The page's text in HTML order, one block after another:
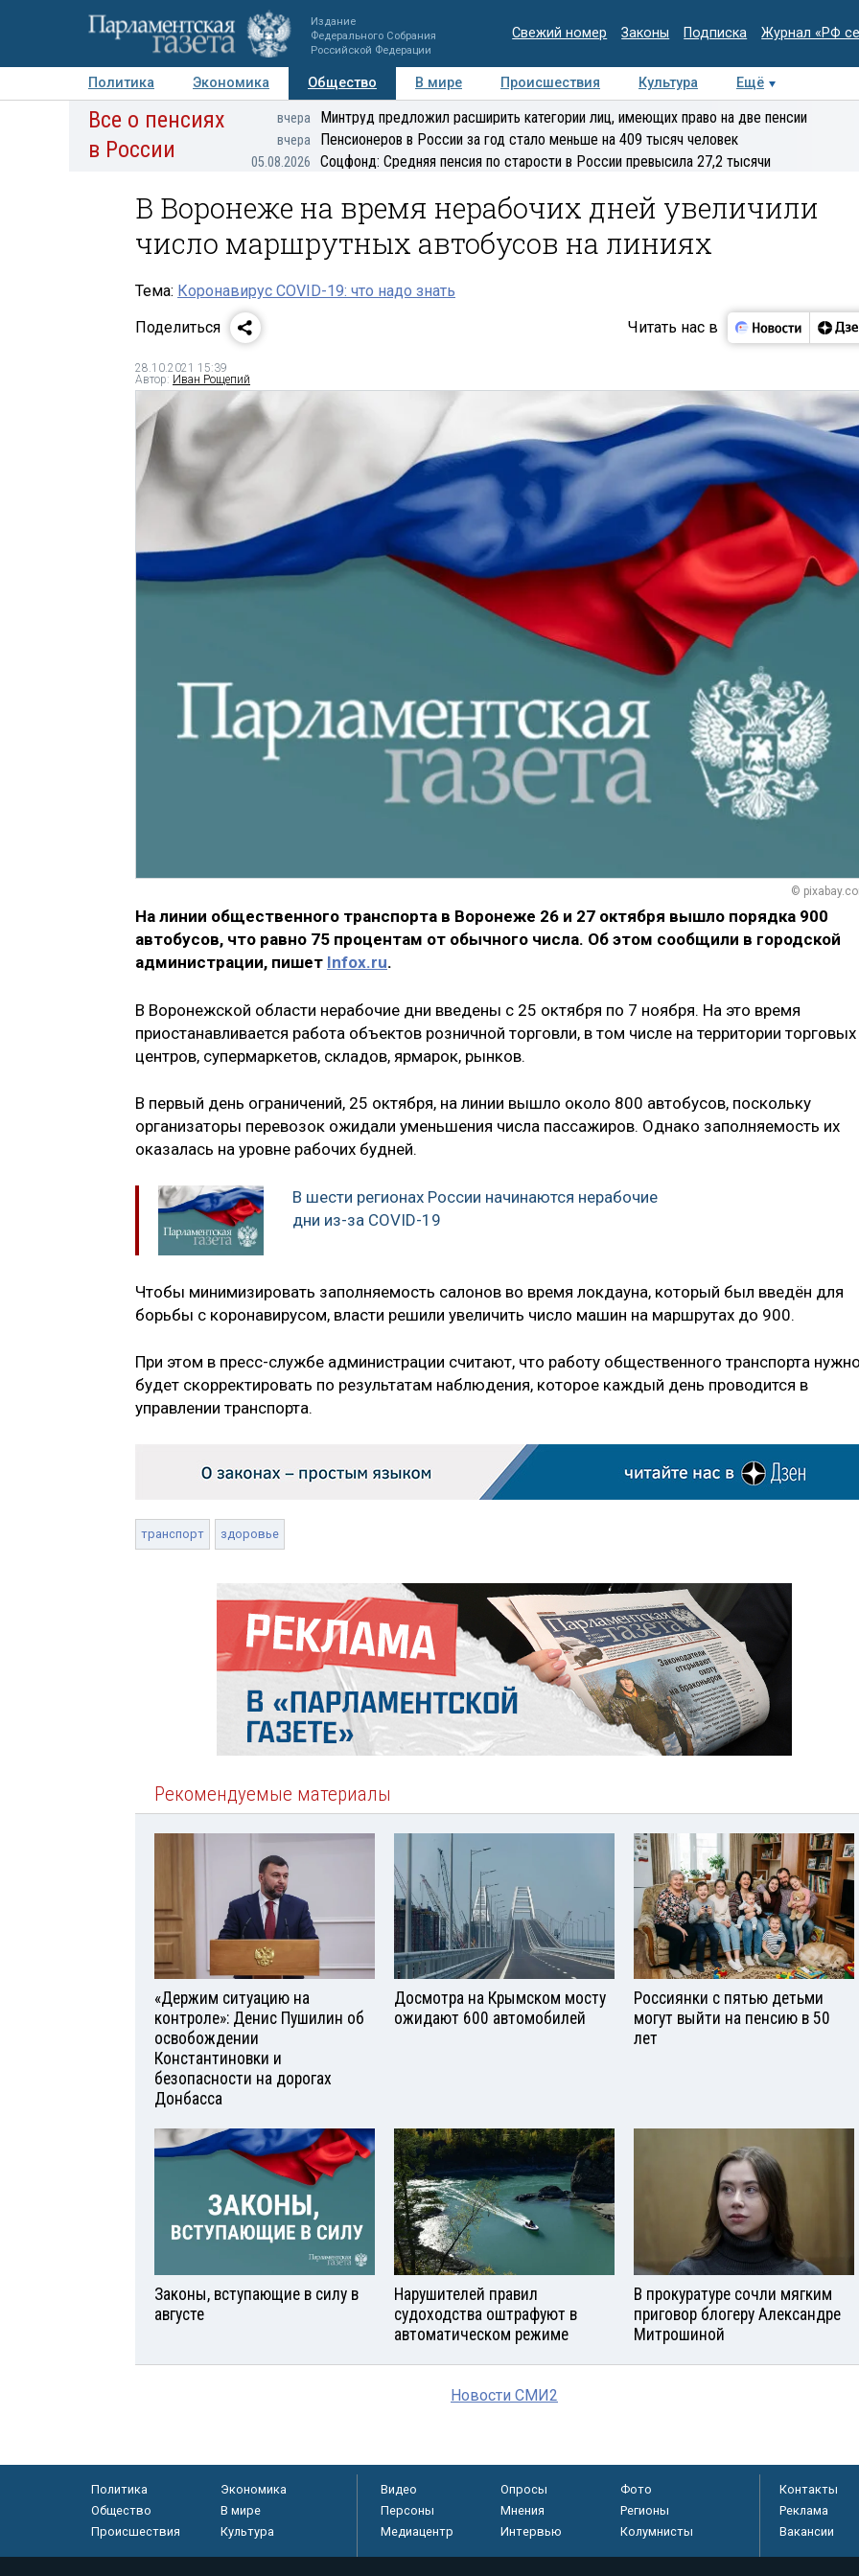
Издание
Федерального Собрания
Российской Федерации
Свежий номер Законы Подписка Журнал «РФ
Политика Экономика Общество В мире Происшествия Культура
Ещё
Авторы Персоны Мнения Регионы Медиацентр Интервью Колумнисты
Все о пенсиях
в России
вчера Минтруд предложил расширить категории лиц, имеющих право на две пенсии
вчера Пенсионеров в России за год стало меньше на 409 тысяч человек
05.08.2026 Соцфонд: Средняя пенсия по старости в России превысила 27,2 тысячи
В Воронеже на время нерабочих дней увеличили
число маршрутных автобусов на линиях
Тема: Коронавирус COVID-19: что надо знать
Поделиться
Читать нас в
28.10.2021 15:39
Автор: Иван Рощепий
©
На линии общественного транспорта в Воронеже 26 и 27 октября вышло порядка 900
автобусов, что равно 75 процентам от обычного числа. Об этом сообщили в городской
администрации, пишет Infox.ru.
В Воронежской области нерабочие дни введены с 25 октября по 7 ноября. На это время
приостанавливается работа объектов розничной торговли, в том числе на территории торговых
центров, супермаркетов, складов, ярмарок, рынков.
В первый день ограничений, 25 октября, на линии вышло около 800 автобусов, поскольку
организаторы перевозок ожидали уменьшения числа пассажиров. Однако заполняемость их
оказалась на уровне рабочих будней.
В шести регионах России начинаются нерабочие
дни из-за COVID-19
Чтобы минимизировать заполняемость салонов во время локдауна, который был введён для
борьбы с коронавирусом, власти решили увеличить число машин на маршрутах до 900.
При этом в пресс-службе администрации считают, что работу общественного транспорта
будет скорректировать по результатам наблюдения, которое каждый день проводится в
управлении транспорта.
транспорт здоровье
Рекомендуемые материалы
«Держим ситуацию на
контроле»: Денис Пушилин об
освобождении
Константиновки и
безопасности на дорогах
Донбасса
Досмотра на Крымском мосту
ожидают 600 автомобилей
Россиянки с пятью детьми
могут выйти на пенсию в 50
лет
Законы, вступающие в силу в
августе
Нарушителей правил
судоходства оштрафуют в
автоматическом режиме
В прокуратуре сочли мягким
приговор блогеру Александре
Митрошиной
Новости СМИ2
Политика
Экономика
Общество
В мире
Происшествия
Культура
Видео Опросы
Фото
Персоны
Мнения
Регионы
Медиацентр
Интервью Колумнисты
Контакты
Реклама
Вакансии